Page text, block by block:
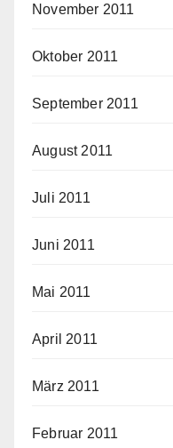
November 2011
Oktober 2011
September 2011
August 2011
Juli 2011
Juni 2011
Mai 2011
April 2011
März 2011
Februar 2011